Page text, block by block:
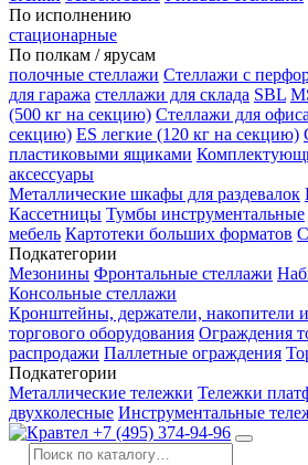
По исполнению
стационарные
По полкам / ярусам
полочные стеллажи Стеллажи с
для гаража стеллажи для склада SBL
(500 кг на секцию) Стеллажи для офиса
секцию) ES легкие (120 кг на секцию)
пластиковыми ящиками
аксессуары
Металлические шкафы для раздевалок
Кассетницы Тумбы инструментальные
мебель Картотеки больших форматов
Подкатегории
Мезонины Фронтальные стеллажи
Консольные стеллажи
Кронштейны, держатели, накопители
торгового оборудования Ограждения
распродажи Паллетные ограждения
Подкатегории
Металлические тележки Тележки
двухколесные Инструментальные
+7 (495) 374-94-96